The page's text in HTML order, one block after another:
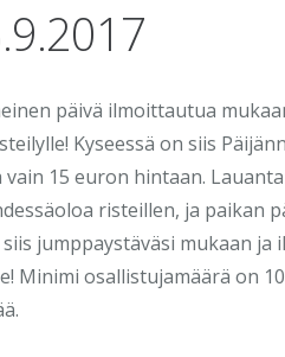
päivä ilmoittautua
Kyseessä on siis
vain 15 euron hintaan.
risteillen, ja paikan
siis jumppaystäväsi mukaan ja
Minimi osallistujamäärä on